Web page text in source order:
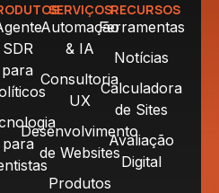
SDR
para
para
SERVIÇOS
Automação
& IA
Consultoria
UX
Desenvolvimento
de Websites
Produtos
RECURSOS
Ferramentas
Notícias
Calculadora
de Sites
Avaliação
Digital